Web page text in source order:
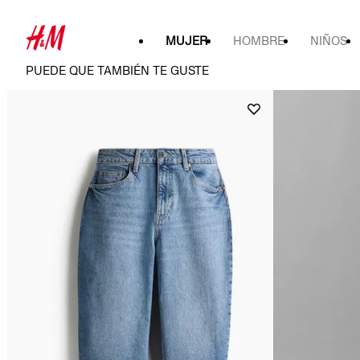
MUJER HOMBRE NIÑOS
PUEDE QUE TAMBIÉN TE GUSTE